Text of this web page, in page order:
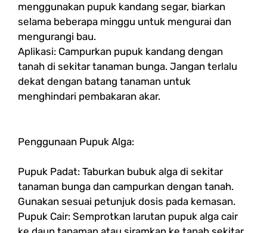
menggunakan pupuk kandang segar, biarkan
selama beberapa minggu untuk mengurai dan
mengurangi bau.
Aplikasi: Campurkan pupuk kandang dengan
tanah di sekitar tanaman bunga. Jangan terlalu
dekat dengan batang tanaman untuk
menghindari pembakaran akar.
Penggunaan Pupuk Alga:
Pupuk Padat: Taburkan bubuk alga di sekitar
tanaman bunga dan campurkan dengan tanah.
Gunakan sesuai petunjuk dosis pada kemasan.
Pupuk Cair: Semprotkan larutan pupuk alga cair